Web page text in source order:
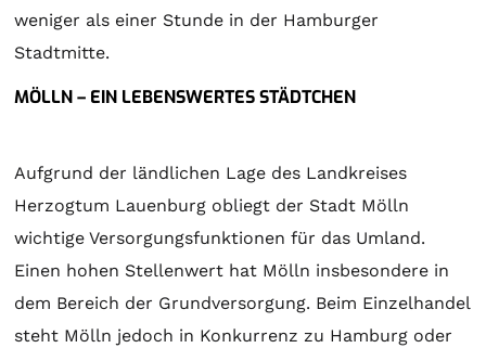
weniger als einer Stunde in der Hamburger
Stadtmitte.
MÖLLN – EIN LEBENSWERTES STÄDTCHEN
Aufgrund der ländlichen Lage des Landkreises
Herzogtum Lauenburg obliegt der Stadt Mölln
wichtige Versorgungsfunktionen für das Umland.
Einen hohen Stellenwert hat Mölln insbesondere in
dem Bereich der Grundversorgung. Beim Einzelhandel
steht Mölln jedoch in Konkurrenz zu Hamburg oder